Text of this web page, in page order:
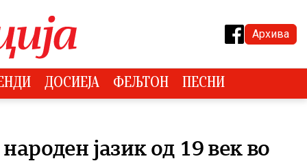
Архива
ДОСИЕЈА ФЕЉТОН ПЕСНИ
јазик од 19 век во